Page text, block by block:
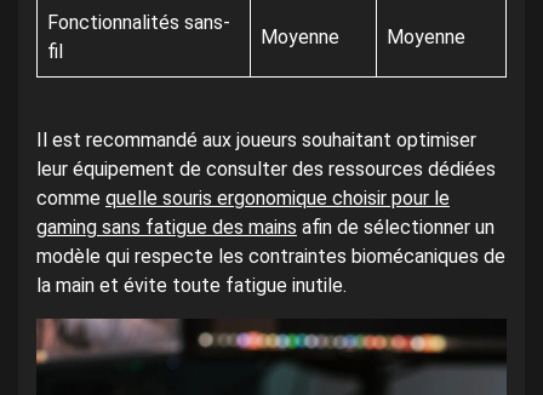
Fonctionnalités sans-
fil
Moyenne Moyenne
Il est recommandé aux joueurs souhaitant optimiser
leur équipement de consulter des ressources dédiées
comme quelle souris ergonomique choisir pour le
gaming sans fatigue des mains afin de sélectionner un
modèle qui respecte les contraintes biomécaniques de
la main et évite toute fatigue inutile.